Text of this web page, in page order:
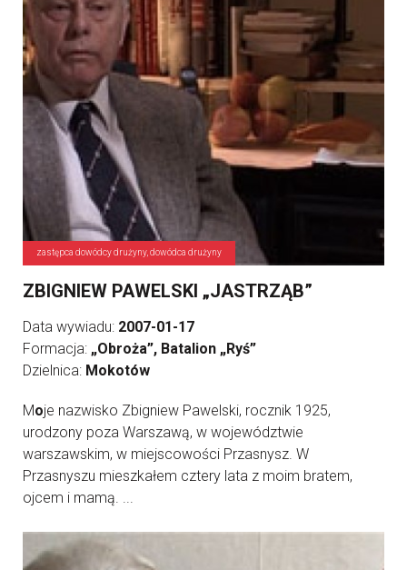
zastępca dowódcy drużyny, dowódca drużyny
ZBIGNIEW PAWELSKI „JASTRZĄB”
Data wywiadu: 2007-01-17
Formacja: „Obroża”, Batalion „Ryś”
Dzielnica: Mokotów
Moje nazwisko Zbigniew Pawelski, rocznik 1925,
urodzony poza Warszawą, w województwie
warszawskim, w miejscowości Przasnysz. W
Przasnyszu mieszkałem cztery lata z moim bratem,
ojcem i mamą. ...